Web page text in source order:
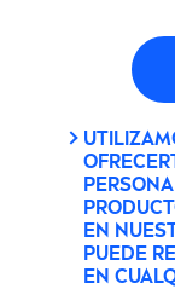
EN
PUEDE
EN